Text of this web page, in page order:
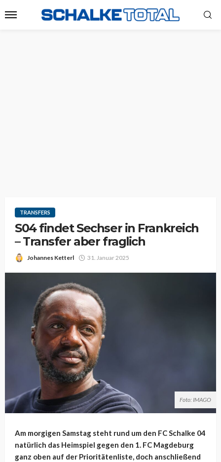
TRANSFERS
S04 findet Sechser in Frankreich
– Transfer aber fraglich
Johannes Ketterl 31. Januar 2025
Foto: IMAGO
Am morgigen Samstag steht rund um den FC Schalke 04
natürlich das Heimspiel gegen den 1. FC Magdeburg
ganz oben auf der Prioritätenliste, doch anschließend